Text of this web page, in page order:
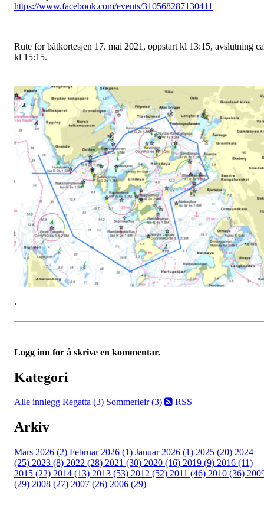
https://www.facebook.com/events/310568287130411
Rute for båtkortesjen 17. mai 2021, oppstart kl 13:15, avslutning ca
kl 15:15.
.
Logg inn for å skrive en kommentar.
Kategori
Alle innlegg Regatta (3) Sommerleir (3) RSS
Arkiv
Mars 2026 (2) Februar 2026 (1) Januar 2026 (1) 2025 (20) 2024
(25) 2023 (8) 2022 (28) 2021 (30) 2020 (16) 2019 (9) 2016 (11)
2015 (22) 2014 (13) 2013 (53) 2012 (52) 2011 (46) 2010 (36)
(29) 2008 (27) 2007 (26) 2006 (29)